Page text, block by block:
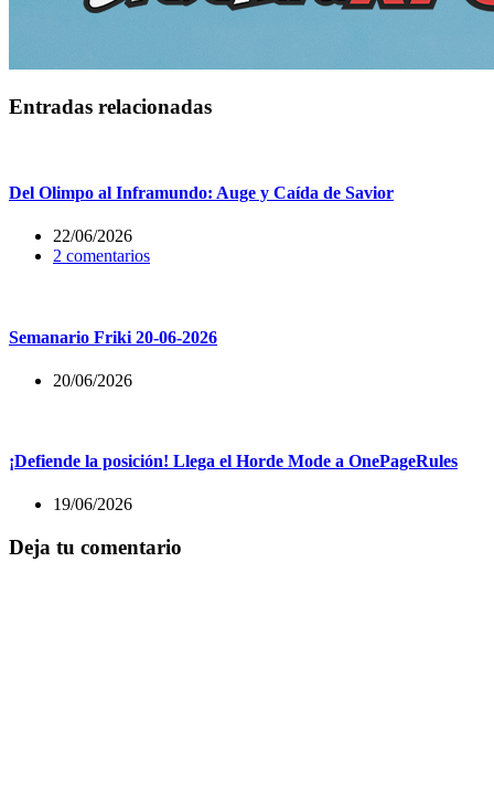
Entradas relacionadas
Del Olimpo al Inframundo: Auge y Caída de Savior
22/06/2026
2 comentarios
Semanario Friki 20-06-2026
20/06/2026
¡Defiende la posición! Llega el Horde Mode a OnePageRules
19/06/2026
Deja tu comentario